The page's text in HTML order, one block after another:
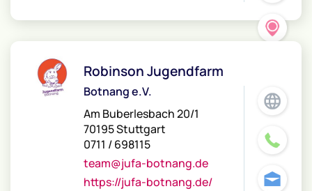
Robinson Jugendfarm
Botnang e.V.
Am Buberlesbach 20/1
70195 Stuttgart
0711 / 698115
team@jufa-botnang.de
https://jufa-botnang.de/